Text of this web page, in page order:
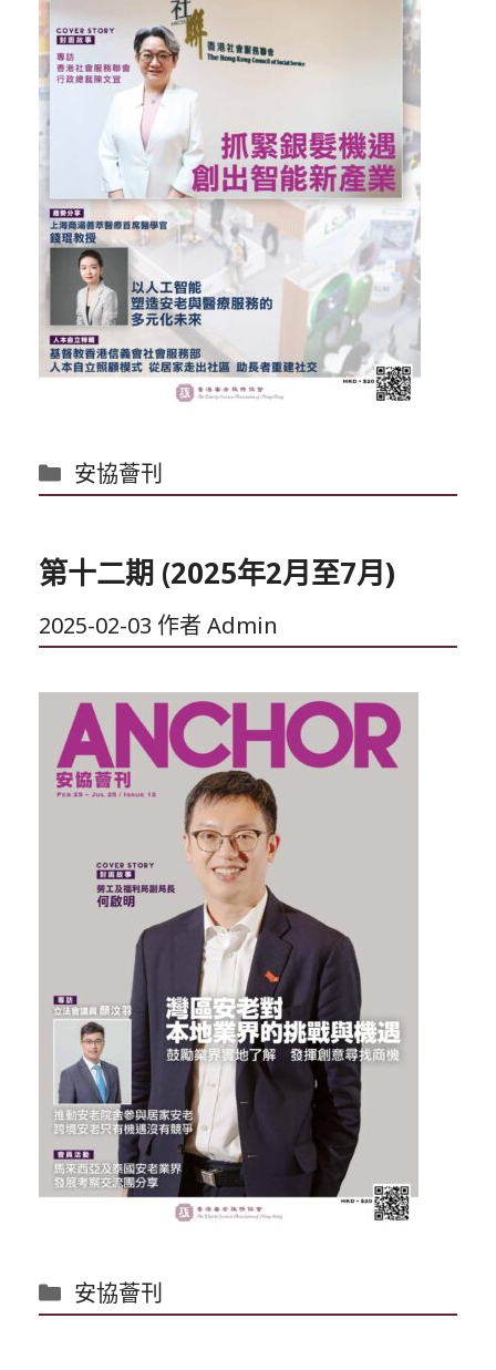
分
類
安協薈刊
第十二期 (2025年2月至7月)
2025-02-03 作者 Admin
分
類
安協薈刊